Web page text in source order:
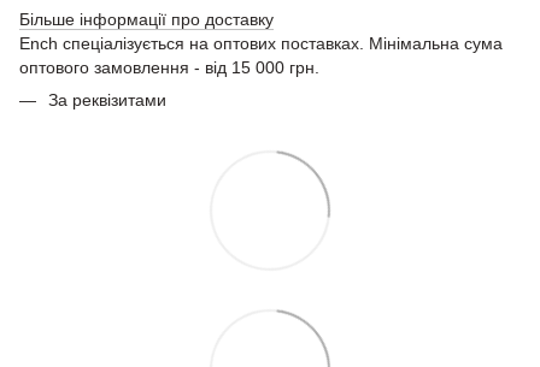
Більше інформації про доставку
Ench спеціалізується на оптових поставках. Мінімальна сума
оптового замовлення - від 15 000 грн.
За реквізитами